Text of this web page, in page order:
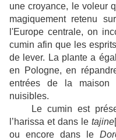
une croyance, le voleur
magiquement retenu
l'Europe centrale, on
cumin afin que les
de lever. La plante a
en Pologne, en
entrées de la maison
nuisibles.
Le cumin est
l’harissa et dans le tajine
ou encore dans le